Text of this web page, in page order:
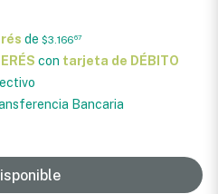
de $3.16667
con tarjeta de DÉBITO
Bancaria